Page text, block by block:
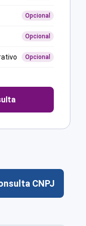
Opcional
Opcional
Opcional
CNPJ